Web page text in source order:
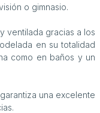
o gimnasio.
ventilada gracias a los
en su totalidad
como en baños y un
una excelente